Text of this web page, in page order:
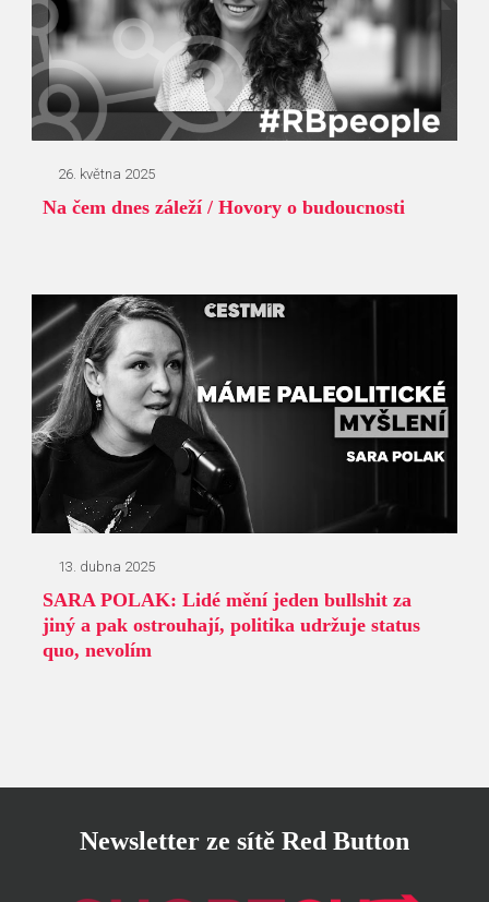
26. května 2025
Na čem dnes záleží / Hovory o budoucnosti
13. dubna 2025
SARA POLAK: Lidé mění jeden bullshit za
jiný a pak ostrouhají, politika udržuje status
quo, nevolím
Newsletter ze sítě Red Button